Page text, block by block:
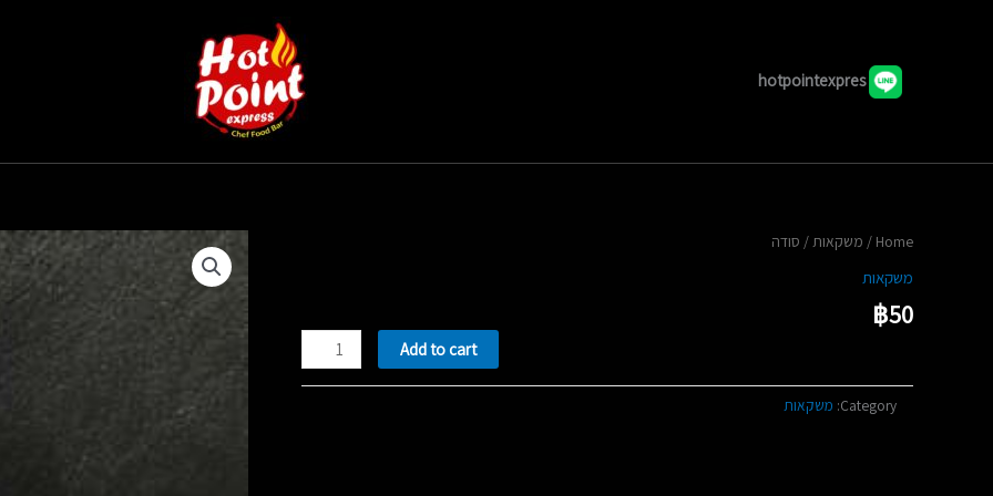
hotpointexpres
Home
/ משקאות/ סודה
משקאות
฿50
סודה
quantity
Add to cart
Category: משקאות